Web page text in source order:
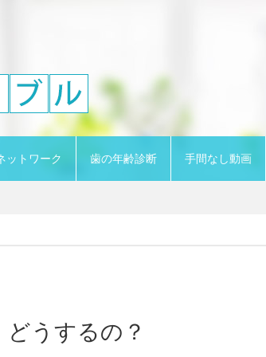
ットワーク 歯の年齢診断 手間なし動画
うするの？